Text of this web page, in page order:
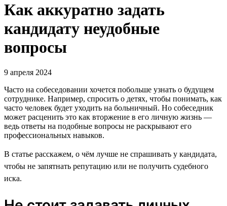
Как аккуратно задать
кандидату неудобные
вопросы
9 апреля 2024
Часто на собеседовании хочется побольше узнать о будущем
сотруднике. Например, спросить о детях, чтобы понимать, как
часто человек будет уходить на больничный. Но собеседник
может расценить это как вторжение в его личную жизнь —
ведь ответы на подобные вопросы не раскрывают его
профессиональных навыков.
В статье расскажем, о чём лучше не спрашивать у кандидата,
чтобы не запятнать репутацию или не получить судебного
иска.